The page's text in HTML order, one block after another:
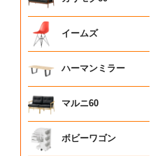
イームズ
ハーマンミラー
マルニ60
ボビーワゴン